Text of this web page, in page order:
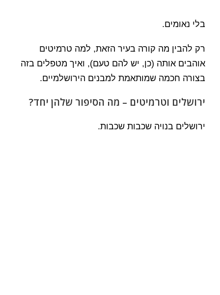
בלי נאומים.
רק להבין מה קורה בעיר הזאת, למה טרמיטים
אוהבים אותה (כן, יש להם טעם), ואיך מטפלים בזה
בצורה חכמה שמותאמת למבנים הירושלמיים.
ירושלים וטרמיטים – מה הסיפור שלהן יחד?
ירושלים בנויה שכבות שכבות.